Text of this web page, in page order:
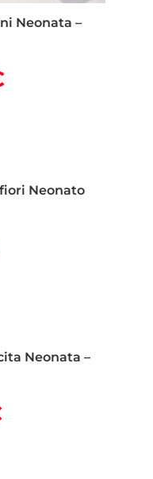
Neonata –
Il
Neonato
Neonata –
Il